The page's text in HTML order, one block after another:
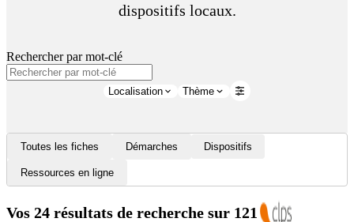
dispositifs locaux.
Rechercher par mot-clé
Localisation Thème
Toutes les fiches Démarches Dispositifs
Ressources en ligne
Vos 24 résultats de recherche sur 1213